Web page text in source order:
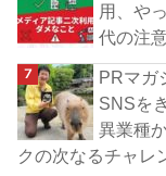
用、や
代の注
PRマガ
SNSを
異業種
クの次なるチャレ